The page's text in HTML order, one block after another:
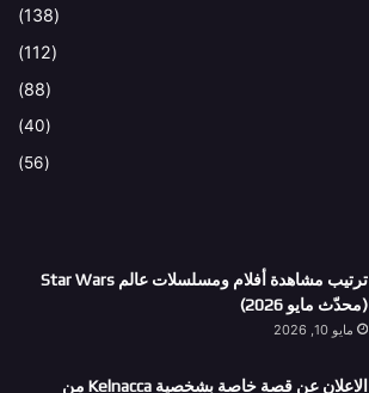
(138)
(112)
(88)
(40)
(56)
ترتيب مشاهدة أفلام ومسلسلات عالم Star Wars
(محدّث مايو 2026)
مايو 10, 2026
الاعلان عن قصة خاصة بشخصية Kelnacca من